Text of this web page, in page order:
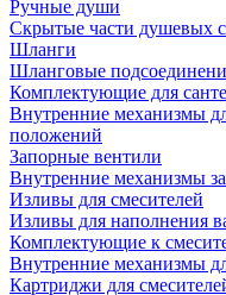
Ручные души
Скрытые части душевых
Шланги
Шланговые
Комплектующие для
Внутренние механизмы
положений
Запорные вентили
Внутренние механизмы
Изливы для смесителей
Изливы для наполнения
Комплектующие к
Внутренние механизмы
Картриджи для